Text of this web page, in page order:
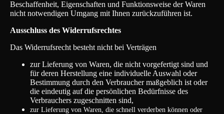
Beschaffenheit, Eigenschaften und Funktionsweise der Waren
nicht notwendigen Umgang mit Ihnen zurückzuführen ist.
Ausschluss des Widerrufsrechtes
Das Widerrufsrecht besteht nicht bei Verträgen
zur Lieferung von Waren, die nicht vorgefertigt sind und
für deren Herstellung eine individuelle Auswahl oder
Bestimmung durch den Verbraucher maßgeblich ist oder
die eindeutig auf die persönlichen Bedürfnisse des
Verbrauchers zugeschnitten sind,
zur Lieferung von Waren, die schnell verderben können oder